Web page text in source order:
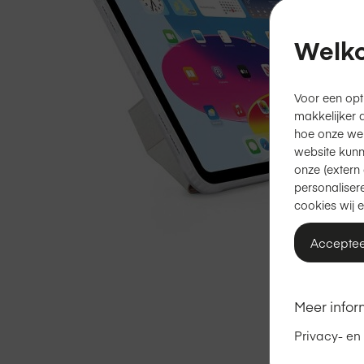
Voor een
makkelijker
hoe onze
website
onze
cookies wij
Meer
Privacy-